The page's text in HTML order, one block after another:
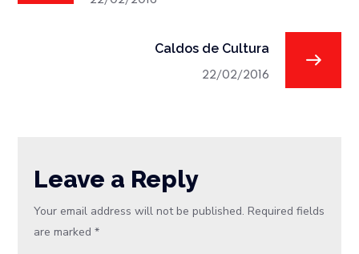
Caldos de Cultura
22/02/2016
Leave a Reply
Your email address will not be published. Required fields
are marked*